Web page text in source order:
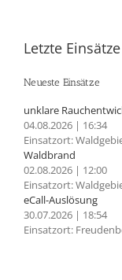
Letzte Einsätze
Neueste Einsätze
unklare
04.08.2026 | 16:34
Einsatzort:
Waldbrand
02.08.2026 | 12:00
Einsatzort:
eCall-Auslösung
30.07.2026 | 18:54
Einsatzort: